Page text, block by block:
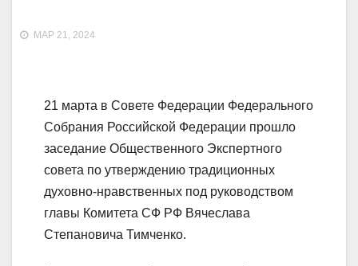
МАР 21, 2024
21 марта в Совете Федерации Федерального
Собрания Российской Федерации прошло
заседание Общественного Экспертного
совета по утверждению традиционных
духовно-нравственных под руководством
главы Комитета СФ РФ Вячеслава
Степановича Тимченко.